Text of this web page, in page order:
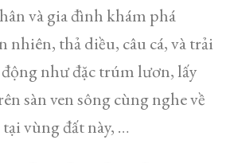
và gia đình khám phá
nhiên, thả diều, câu cá, và trải
như đặc trúm lươn, lấy
sàn ven sông cùng nghe về
vùng đất này, …